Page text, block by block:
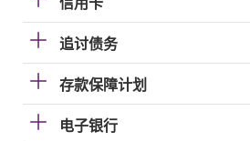
信用卡
追讨债务
存款保障计划
电子银行